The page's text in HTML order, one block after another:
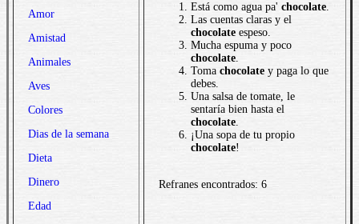
Amor
Amistad
Animales
Aves
Colores
Dias de la semana
Dieta
Dinero
Edad
Está como agua pa' chocolate.
Las cuentas claras y el
chocolate espeso.
Mucha espuma y poco
chocolate.
Toma chocolate y paga lo que
debes.
Una salsa de tomate, le
sentaría bien hasta el
chocolate.
¡Una sopa de tu propio
chocolate!
Refranes encontrados: 6